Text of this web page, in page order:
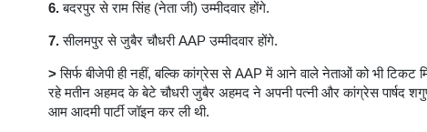
6.बदरपुर से राम सिंह (नेता जी) उम्मीदवार होंगे.
7.सीलमपुर से जुबैर चौधरी AAP उम्मीदवार होंगे.
>सिर्फ बीजेपी ही नहीं, बल्कि कांग्रेस से AAP में आने वाले नेताओं को भी टिकट
रहे मतीन अहमद के बेटे चौधरी जुबैर अहमद ने अपनी पत्नी और कांग्रेस पार्षद
आम आदमी पार्टी जॉइन कर ली थी.